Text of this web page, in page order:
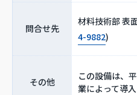
問合せ先
材料技術部 表
4-9882)
その他
この設備は、
業によって導